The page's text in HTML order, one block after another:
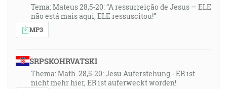
Tema: Mateus 28,5-20: “A ressurreição de Jesus — ELE
não está mais aqui, ELE ressuscitou!”
MP3
SRPSKOHRVATSKI
Thema: Math. 28,5-20: Jesu Auferstehung - ER ist
nicht mehr hier, ER ist auferweckt worden!